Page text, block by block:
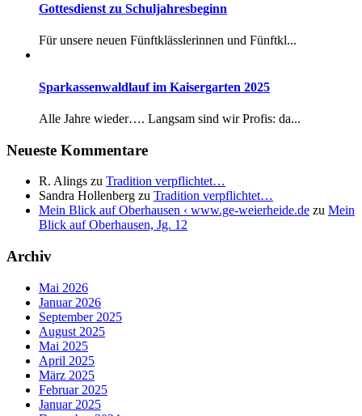
Gottesdienst zu Schuljahresbeginn
Für unsere neuen Fünftklässlerinnen und Fünftkl...
Sparkassenwaldlauf im Kaisergarten 2025
Alle Jahre wieder…. Langsam sind wir Profis: da...
Neueste Kommentare
R. Alings zu Tradition verpflichtet…
Sandra Hollenberg zu Tradition verpflichtet…
Mein Blick auf Oberhausen ‹ www.ge-weierheide.de zu Mein
Blick auf Oberhausen, Jg. 12
Archiv
Mai 2026
Januar 2026
September 2025
August 2025
Mai 2025
April 2025
März 2025
Februar 2025
Januar 2025